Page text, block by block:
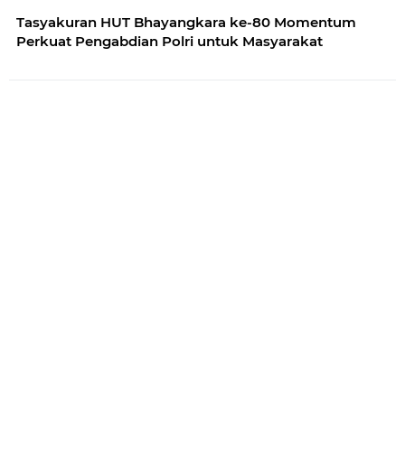
Tasyakuran HUT Bhayangkara ke-80 Momentum
Perkuat Pengabdian Polri untuk Masyarakat